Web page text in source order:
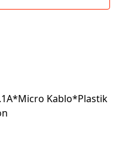
Kablo*Plastik